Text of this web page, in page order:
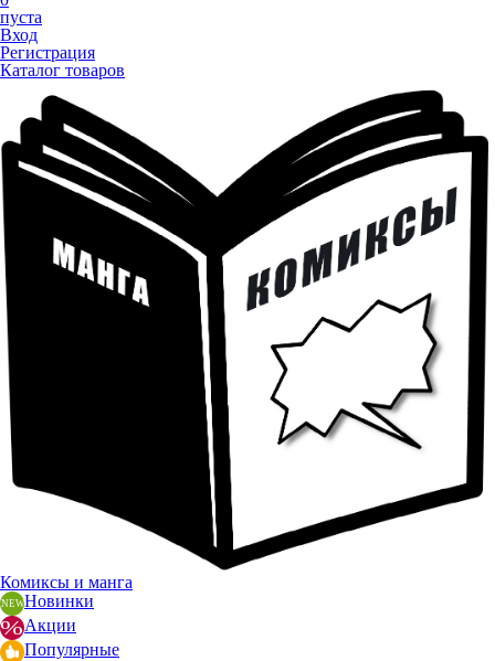
пуста
Вход
Регистрация
Каталог товаров
Комиксы и манга
Новинки
Акции
Популярные